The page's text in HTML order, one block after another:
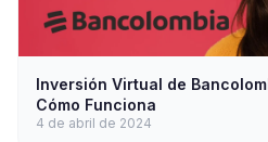
Inversión Virtual de
Cómo Funciona
4 de abril de 2024